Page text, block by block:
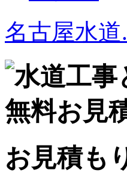
名古屋水道
お見積も